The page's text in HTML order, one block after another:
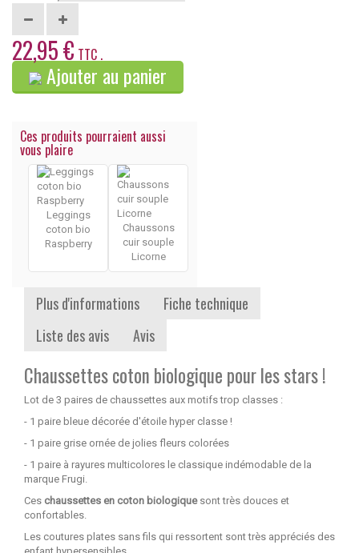
22,95 € TTC .
Ajouter au panier
Ces produits pourraient aussi
vous plaire
Leggings
coton bio
Raspberry
Chaussons
cuir souple
Licorne
Plus d'informations
Fiche technique
Liste des avis
Avis
Chaussettes coton biologique pour les stars !
Lot de 3 paires de chaussettes aux motifs trop classes :
- 1 paire bleue décorée d'étoile hyper classe !
- 1 paire grise ornée de jolies fleurs colorées
- 1 paire à rayures multicolores le classique indémodable de la
marque Frugi.
Ces chaussettes en coton biologiquesont très douces et
confortables.
Les coutures plates sans fils qui ressortent sont très appréciés des